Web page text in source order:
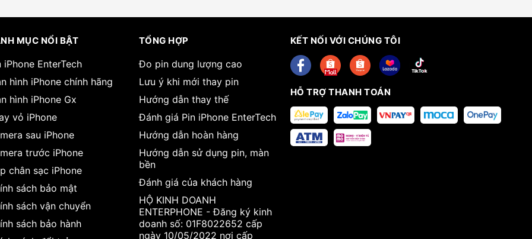
MỤC NỔI BẬT
iPhone EnterTech
hình iPhone chính hãng
hình iPhone Gx
vỏ iPhone
sau iPhone
trước iPhone
chân sạc iPhone
sách bảo mật
sách vận chuyển
sách bảo hành
TỔNG HỢP
Đo pin dung lượng cao
Lưu ý khi mới thay pin
Hướng dẫn thay thế
Đánh giá Pin iPhone EnterTech
Hướng dẫn hoàn hàng
Hướng dẫn sử dụng pin, màn
bền
Đánh giá của khách hàng
HỘ KINH DOANH
ENTERPHONE - Đăng ký kinh
doanh số: 01F8022652 cấp
ngày 10/05/2022 nơi cấp
KẾT NỐI VỚI CHÚNG TÔI
HỖ TRỢ THANH TOÁN